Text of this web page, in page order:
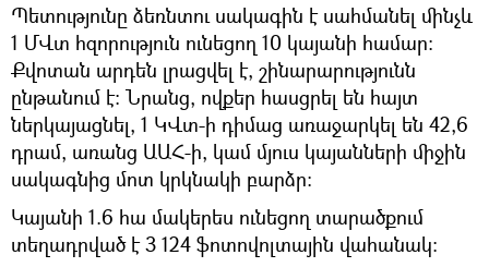
Պետությունը ձեռնտու սակագին է սահմանել մինչև
1 ՄՎտ հզորություն ունեցող 10 կայանի համար:
Քվոտան արդեն լրացվել է, շինարարությունն
ընթանում է։ Նրանց, ովքեր հասցրել են հայտ
ներկայացնել, 1 ԿՎտ-ի դիմաց առաջարկել են 42,6
դրամ, առանց ԱԱՀ-ի, կամ մյուս կայանների միջին
սակագնից մոտ կրկնակի բարձր։
Կայանի 1.6 հա մակերես ունեցող տարածքում
տեղադրված է 3 124 ֆոտովոլտային վահանակ։